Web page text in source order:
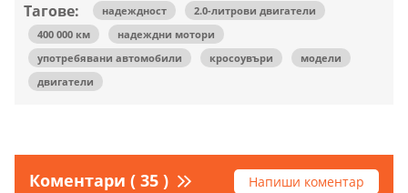
Тагове: надеждност
2.0-литрови двигатели
400 000 км
надеждни мотори
употребявани автомобили
кросоувъри
модели
двигатели
Коментари ( 35 ) Напиши коментар